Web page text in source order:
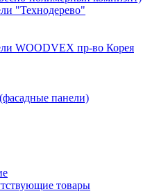
"Технодерево"
WOODVEX пр-во Корея
панели)
товары